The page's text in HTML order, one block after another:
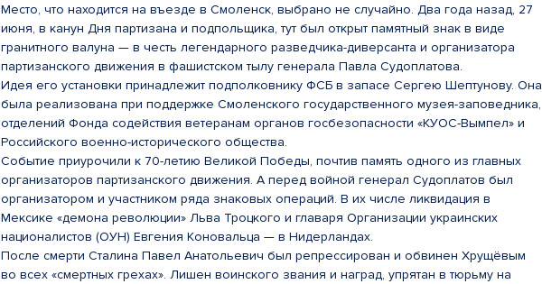
Место, что находится на въезде в Смоленск, выбрано не случайно. Два года назад, 27
июня, в канун Дня партизана и подпольщика, тут был открыт памятный знак в виде
гранитного валуна — в честь легендарного разведчика-диверсанта и организатора
партизанского движения в фашистском тылу генерала Павла Судоплатова.
Идея его установки принадлежит подполковнику ФСБ в запасе Сергею Шептунову. Она
была реализована при поддержке Смоленского государственного музея-заповедника,
отделений Фонда содействия ветеранам органов госбезопасности «КУОС-Вымпел» и
Российского военно-исторического общества.
Событие приурочили к 70-летию Великой Победы, почтив память одного из главных
организаторов партизанского движения. А перед войной генерал Судоплатов был
организатором и участником ряда знаковых операций. В их числе ликвидация в
Мексике «демона революции» Льва Троцкого и главаря Организации украинских
националистов (ОУН) Евгения Коновальца — в Нидерландах.
После смерти Сталина Павел Анатольевич был репрессирован и обвинен Хрущёвым
во всех «смертных грехах». Лишен воинского звания и наград, упрятан в тюрьму на